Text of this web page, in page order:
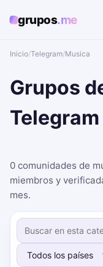
grupos.me
Inicio/Telegram/Musica
Grupos
Telegram
0 comunidades de
miembros y
mes.